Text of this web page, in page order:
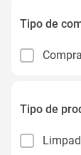
Tipo de
Tipo de